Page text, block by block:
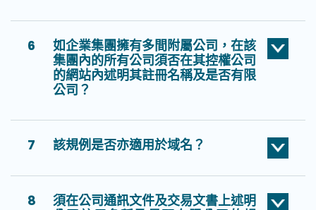
6
如企業集團擁有多間附屬公司，在該
集團內的所有公司須否在其控權公司
的網站內述明其註冊名稱及是否有限
公司？
7 該規例是否亦適用於域名？
8
須在公司通訊文件及交易文書上述明